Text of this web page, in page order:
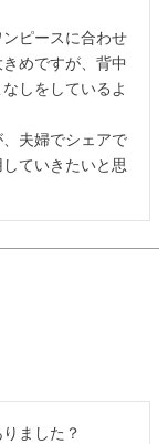
ピースに合わせ
めですが、背中
しをしているよ
夫婦でシェアで
ていきたいと思
ました？